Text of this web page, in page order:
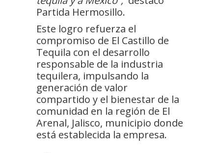
Partida Hermosillo.
Este logro refuerza el
compromiso de El Castillo de
Tequila con el desarrollo
responsable de la industria
tequilera, impulsando la
generación de valor
compartido y el bienestar de la
comunidad en la región de El
Arenal, Jalisco, municipio donde
está establecida la empresa.